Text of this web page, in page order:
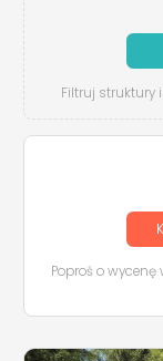
Filtruj struktury
Poproś o